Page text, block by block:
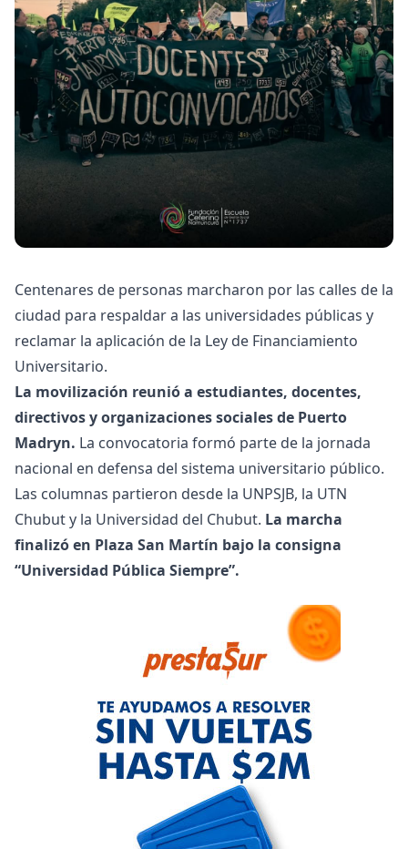
Centenares de personas marcharon por las calles de la
ciudad para respaldar a las universidades públicas y
reclamar la aplicación de la Ley de Financiamiento
Universitario.
La movilización reunió a estudiantes, docentes,
directivos y organizaciones sociales de Puerto
Madryn. La convocatoria formó parte de la jornada
nacional en defensa del sistema universitario público.
Las columnas partieron desde la UNPSJB, la UTN
Chubut y la Universidad del Chubut. La marcha
finalizó en Plaza San Martín bajo la consigna
“Universidad Pública Siempre”.